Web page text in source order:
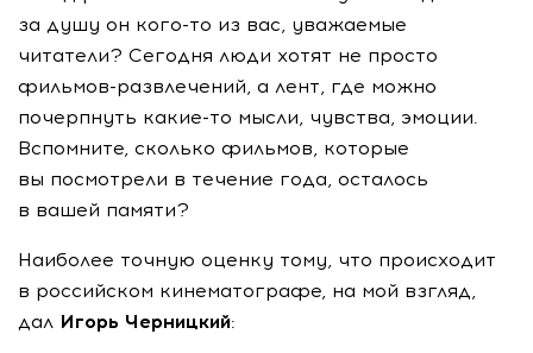
за душу он кого-то из вас, уважаемые
читатели? Сегодня люди хотят не просто
фильмов-развлечений, а лент, где можно
почерпнуть какие-то мысли, чувства, эмоции.
Вспомните, сколько фильмов, которые
вы посмотрели в течение года, осталось
в вашей памяти?
Наиболее точную оценку тому, что происходит
в российском кинематографе, на мой взгляд,
дал Игорь Черницкий: